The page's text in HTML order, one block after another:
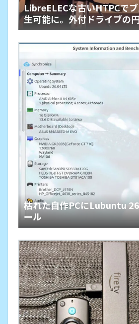
LibreELECな古いHTPCで
生可能に。外付ドライブの
橋」という余生
枯れた自作PCにLubuntu
ール